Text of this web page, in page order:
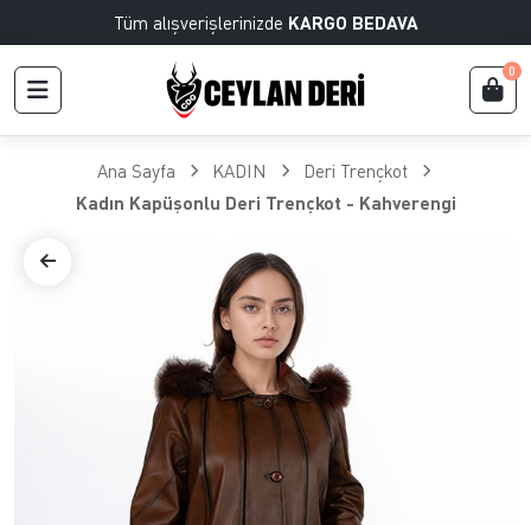
Tüm alışverişlerinizde KARGO BEDAVA
0
Ana Sayfa KADIN
Deri Trençkot
Kadın Kapüşonlu Deri Trençkot - Kahverengi